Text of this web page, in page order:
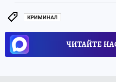
КРИМИНАЛ
ЧИТАЙТЕ